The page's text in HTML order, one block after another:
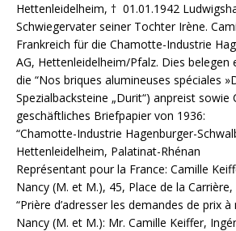
Hettenleidelheim, † 01.01.1942
Schwiegervater seiner Tochter Irène.
Frankreich für die Chamotte-Industrie
AG, Hettenleidelheim/Pfalz. Dies belegen
die “Nos briques alumineuses spéciales
Spezialbacksteine „Durit“) anpreist sowie
geschäftliches Briefpapier von 1936:
“Chamotte-Industrie Hagenburger-
Hettenleidelheim, Palatinat-Rhénan
Représentant pour la France: Camille
Nancy (M. et M.), 45, Place de la Carrière,
“Prière d’adresser les demandes de prix
Nancy (M. et M.): Mr. Camille Keiffer,